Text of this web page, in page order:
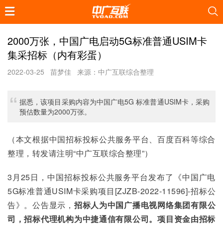
2000万张，中国广电启动5G标准普通USIM卡
集采招标（内有彩蛋）
2022-03-25 苗梦佳 来源：中广互联综合整理
据悉，该项目采购内容为中国广电5G 标准普通USIM卡，采购
预估数量为2000万张。
（本文根据中国招标投标公共服务平台、百度百科等综合
整理，转发请注明“中广互联综合整理”）
3月25日，中国招标投标公共服务平台发布了《中国广电
5G标准普通USIM卡采购项目[ZJZB-2022-11596]-招标公
告》。公告显示， 招标人为中国广播电视网络集团有限公
司，招标代理机构为中捷通信有限公司。项目资金由招标